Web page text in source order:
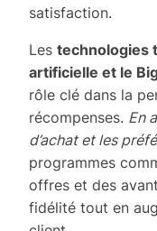
satisfaction.
Les technologies
artificielle et le
rôle clé dans la
récompenses. En
d’achat et les
programmes
offres et des
fidélité tout en